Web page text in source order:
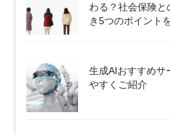
わる？社会保険
き5つのポイント
生成AIおすすめサ
やすくご紹介